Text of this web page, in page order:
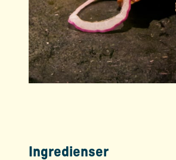
Ingredienser